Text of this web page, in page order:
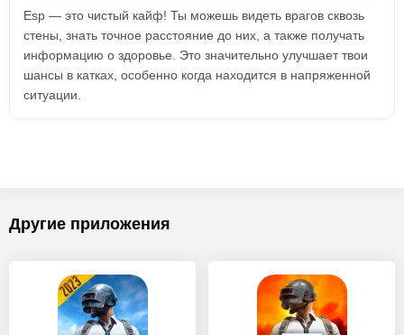
Esp — это чистый кайф! Ты можешь видеть врагов сквозь
стены, знать точное расстояние до них, а также получать
информацию о здоровье. Это значительно улучшает твои
шансы в катках, особенно когда находится в напряженной
ситуации.
Другие приложения